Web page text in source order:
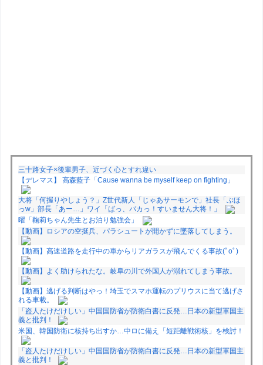
三十路女子×後輩男子、近づく心とすれ違い
【デレマス】 高森藍子「Cause wanna be myself keep on fighting」
大将「何握りやしょう？」Z世代新人「じゃあサーモンで」社長「ぶほ
っw」部長「あー…」ワイ「ばっ、バカっ！すいません大将！」
曜「鞠莉ちゃん先生とお泊り勉強会」
【動画】ロシアの空挺兵、パラシュートが開かずに墜落してしまう。
【動画】高速道路を走行中の車からリアガラスが飛んでくる事故(ﾟoﾟ)
【動画】よく助けられたな。岐阜の川で外国人が溺れてしまう事故。
【動画】逃げる判断はやっ！埼玉でスマホ運転のプリウスに当て逃げさ
れる車載。
「盗人たけだけしい」中国国防省が防衛白書に反発…日本の新型軍国主
義と批判！
米国、韓国防衛に核持ち出すか…中ロに備え「短距離戦術核」を検討！
「盗人たけだけしい」中国国防省が防衛白書に反発…日本の新型軍国主
義と批判！